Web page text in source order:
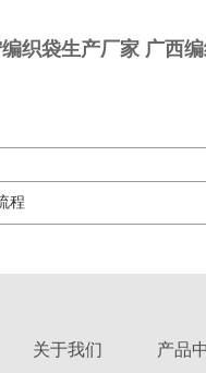
织袋生产厂家 广西
程
关于我们 产品